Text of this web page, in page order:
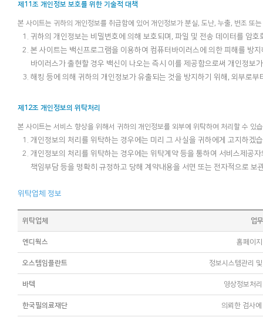
제11조 개인정보 보호를 위한 기술적 대책
본 사이트는 귀하의 개인정보를 취급함에 있어 개인정보가 분실, 도난, 누출, 변조 또
귀하의 개인정보는 비밀번호에 의해 보호되며, 파일 및 전송 데이터를 암
본 사이트는 백신프로그램을 이용하여 컴퓨터바이러스에 의한 피해를 방
바이러스가 출현할 경우 백신이 나오는 즉시 이를 제공함으로써 개인정보
해킹 등에 의해 귀하의 개인정보가 유출되는 것을 방지하기 위해, 외부로
제12조 개인정보의 위탁처리
본 사이트는 서비스 향상을 위해서 귀하의 개인정보를 외부에 위탁하여 처리할 수 있
개인정보의 처리를 위탁하는 경우에는 미리 그 사실을 귀하에게 고지하겠
개인정보의 처리를 위탁하는 경우에는 위탁계약 등을 통하여 서비스제공
책임부담 등을 명확히 규정하고 당해 계약내용을 서면 또는 전자적으로 보
위탁업체 정보
위탁업체 업
엔디웍스 홈페이
오스템임플란트 정보시스템관리
바텍 영상정보처
한국필의료재단 의뢰한 검사